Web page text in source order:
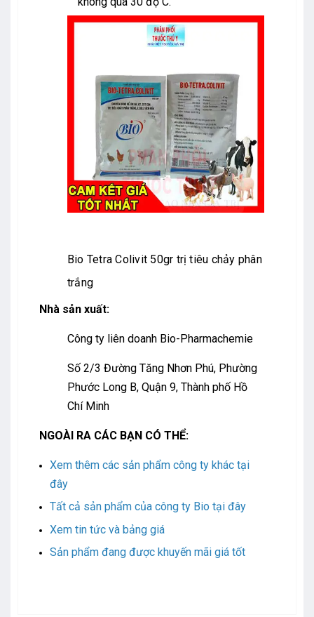
Bio Tetra Colivit 50gr trị tiêu chảy phân
trắng
Nhà sản xuất:
Công ty liên doanh Bio-Pharmachemie
Số 2/3 Đường Tăng Nhơn Phú, Phường
Phước Long B, Quận 9, Thành phố Hồ
Chí Minh
NGOÀI RA CÁC BẠN CÓ THỂ:
Xem thêm các sản phẩm công ty khác tại
đây
Tất cả sản phẩm của công ty Bio tại đây
Xem tin tức và bảng giá
Sản phẩm đang được khuyến mãi giá tốt